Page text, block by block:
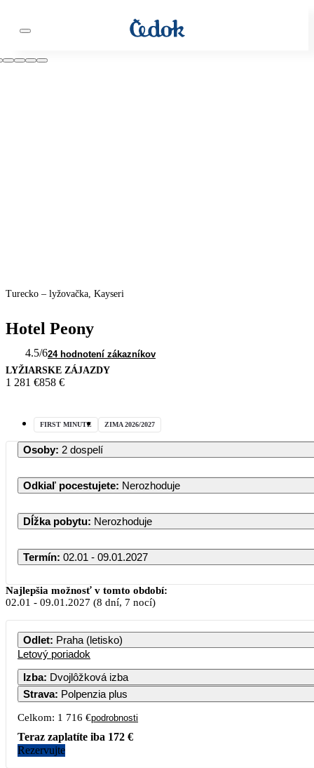
Turecko – lyžovačka, Kayseri
Hotel Peony
4.5/624 hodnotení zákazníkov
LYŽIARSKE ZÁJAZDY
1 281 €858 €
FIRST MINUTE ZIMA 2026/2027
Osoby: 2 dospelí
Odkiaľ pocestujete: Nerozhoduje
Dĺžka pobytu: Nerozhoduje
Termín: 02.01 - 09.01.2027
Najlepšia možnosť v tomto období:
02.01 - 09.01.2027 (8 dní, 7 nocí)
Odlet: Praha (letisko)
Letový poriadok
Izba: Dvojlôžková izba
Strava: Polpenzia plus
Celkom: 1 716 €podrobnosti
Teraz zaplatíte iba 172 €
Rezervujte